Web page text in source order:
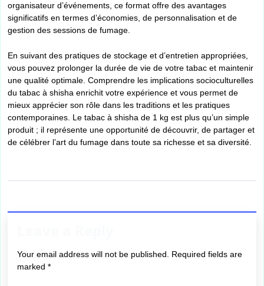
organisateur d’événements, ce format offre des avantages
significatifs en termes d’économies, de personnalisation et de
gestion des sessions de fumage.
En suivant des pratiques de stockage et d’entretien appropriées,
vous pouvez prolonger la durée de vie de votre tabac et maintenir
une qualité optimale. Comprendre les implications socioculturelles
du tabac à shisha enrichit votre expérience et vous permet de
mieux apprécier son rôle dans les traditions et les pratiques
contemporaines. Le tabac à shisha de 1 kg est plus qu’un simple
produit ; il représente une opportunité de découvrir, de partager et
de célébrer l’art du fumage dans toute sa richesse et sa diversité.
Your email address will not be published. Required fields are
marked *